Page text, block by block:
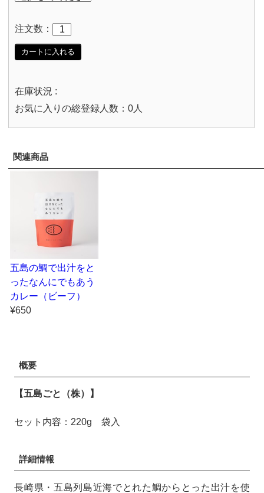
注文数：
カートに入れる
在庫状況 :
お気に入りの総登録人数：0人
関連商品
五島の鯛で出汁をと
ったなんにでもあう
カレー（ビーフ）
¥650
概要
【五島ごと（株）】
セット内容：220g 袋入
詳細情報
長崎県・五島列島近海でとれた鯛からとった出汁を使